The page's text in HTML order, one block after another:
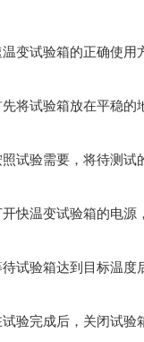
变试验箱的正确使用
先将试验箱放在平稳
照试验需要，将待测
开快温变试验箱的电
待试验箱达到目标温
试验完成后，关闭试